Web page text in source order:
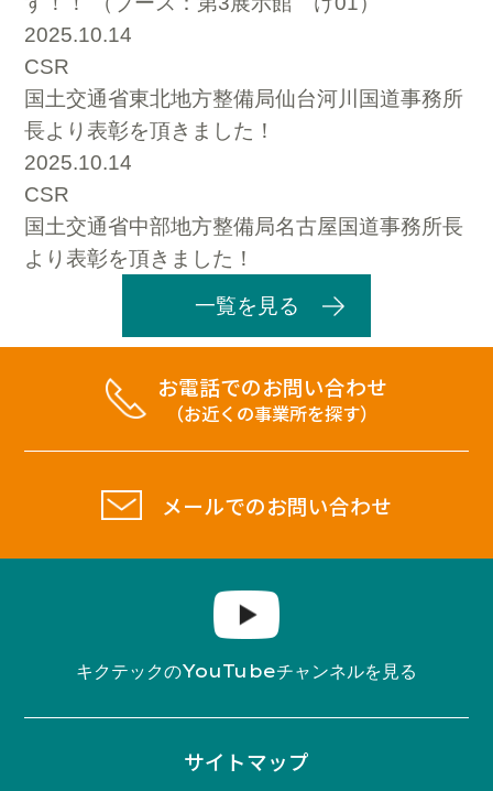
2025.10.14
CSR
国土交通省東北地方整備局仙台河川国道事務所
長より表彰を頂きました！
2025.10.14
CSR
国土交通省中部地方整備局名古屋国道事務所長
より表彰を頂きました！
一覧を見る
お電話でのお問い合わせ
（お近くの事業所を探す）
メールでのお問い合わせ
キクテックのYouTubeチャンネルを見る
サイトマップ